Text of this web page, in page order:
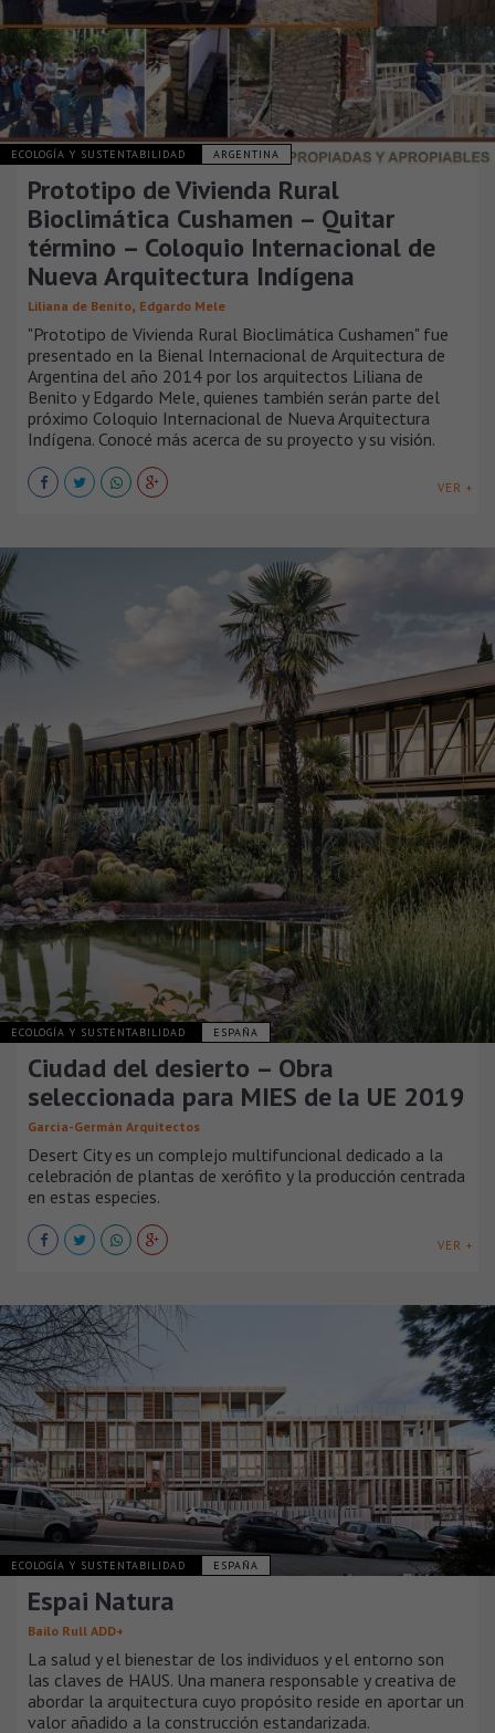
ECOLOGÍA Y SUSTENTABILIDAD ARGENTINA
Prototipo de Vivienda Rural
Bioclimática Cushamen – Quitar
término – Coloquio Internacional de
Nueva Arquitectura Indígena
Liliana de Benito, Edgardo Mele
"Prototipo de Vivienda Rural Bioclimática Cushamen" fue
presentado en la Bienal Internacional de Arquitectura de
Argentina del año 2014 por los arquitectos Liliana de
Benito y Edgardo Mele, quienes también serán parte del
próximo Coloquio Internacional de Nueva Arquitectura
Indígena. Conocé más acerca de su proyecto y su visión.
VER +
ECOLOGÍA Y SUSTENTABILIDAD ESPAÑA
Ciudad del desierto – Obra
seleccionada para MIES de la UE 2019
García-Germán Arquitectos
Desert City es un complejo multifuncional dedicado a la
celebración de plantas de xerófito y la producción centrada
en estas especies.
VER +
ECOLOGÍA Y SUSTENTABILIDAD ESPAÑA
Espai Natura
Bailo Rull ADD+
La salud y el bienestar de los individuos y el entorno son
las claves de HAUS. Una manera responsable y creativa de
abordar la arquitectura cuyo propósito reside en aportar un
valor añadido a la construcción estandarizada.